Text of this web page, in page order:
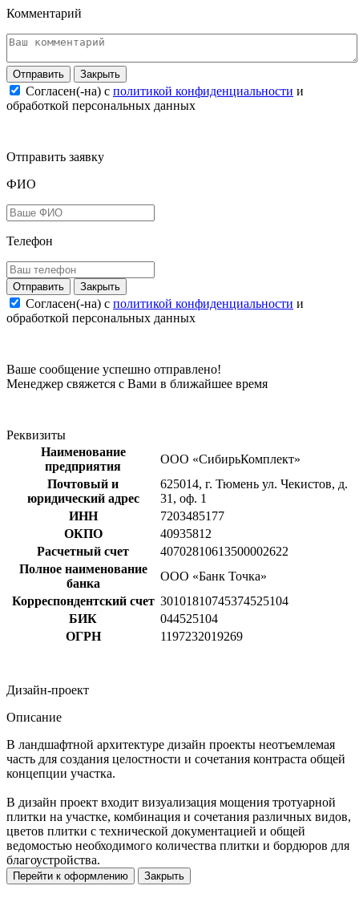
Комментарий
Закрыть
Согласен(-на) c политикой конфиденциальности и
обработкой персональных данных
Отправить заявку
ФИО
Телефон
Закрыть
Согласен(-на) c политикой конфиденциальности и
обработкой персональных данных
Ваше сообщение успешно отправлено!
Менеджер свяжется с Вами в ближайшее время
Реквизиты
Наименование
предприятия
ООО «СибирьКомплект»
Почтовый и
юридический адрес
625014, г. Тюмень ул. Чекистов, д.
31, оф. 1
ИНН
7203485177
ОКПО
40935812
Расчетный счет
40702810613500002622
Полное наименование
банка
ООО «Банк Точка»
Корреспондентский счет 30101810745374525104
БИК
044525104
ОГРН
1197232019269
Дизайн-проект
Описание
В ландшафтной архитектуре дизайн проекты неотъемлемая
часть для создания целостности и сочетания контраста общей
концепции участка.
В дизайн проект входит визуализация мощения тротуарной
плитки на участке, комбинация и сочетания различных видов,
цветов плитки с технической документацией и общей
ведомостью необходимого количества плитки и бордюров для
благоустройства.
Перейти к оформлению Закрыть